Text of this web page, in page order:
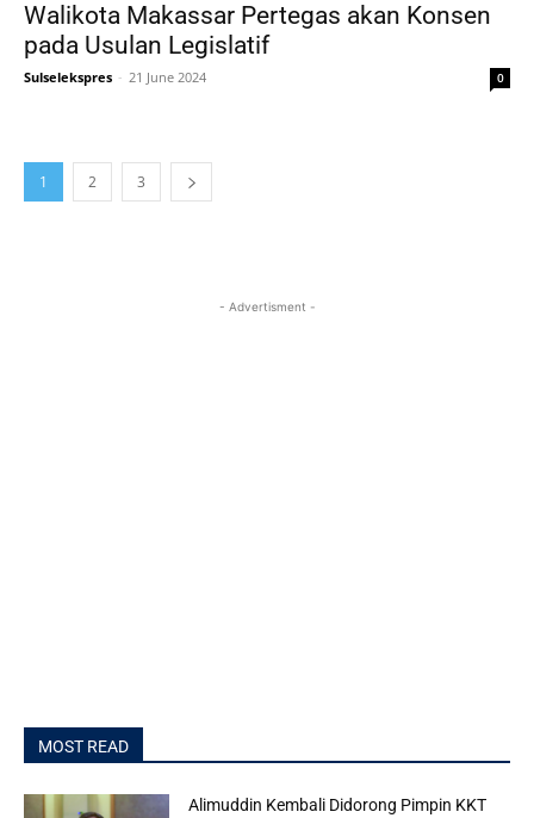
Walikota Makassar Pertegas akan Konsen
pada Usulan Legislatif
Sulselekspres - 21 June 2024 0
1 2 3
- Advertisment -
MOST READ
Alimuddin Kembali Didorong Pimpin KKT